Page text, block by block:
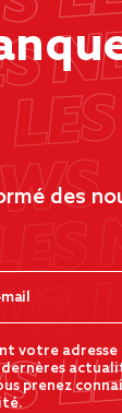
des
votre
prenez